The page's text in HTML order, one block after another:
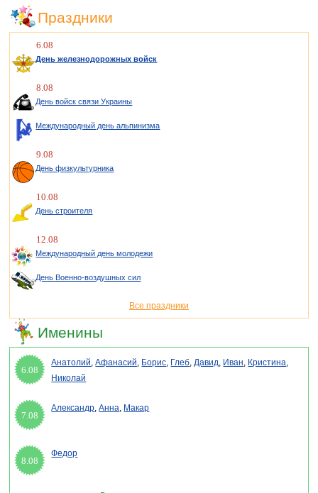
Праздники
6.08
День железнодорожных войск
8.08
День войск связи Украины
Международный день альпинизма
9.08
День физкультурника
10.08
День строителя
12.08
Международный день молодежи
День Военно-воздушных сил
Все праздники
Именины
6.08
Анатолий,Афанасий, Борис, Глеб,Давид, Иван, Кристина,
Николай
7.08
Александр,Анна, Макар
8.08
Федор